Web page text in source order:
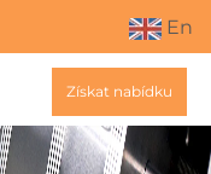
En
Získat nabídku